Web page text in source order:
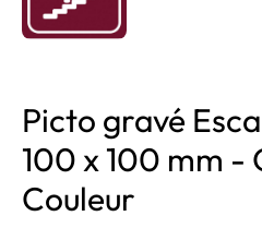
Picto gravé
100 x 100 mm -
Couleur